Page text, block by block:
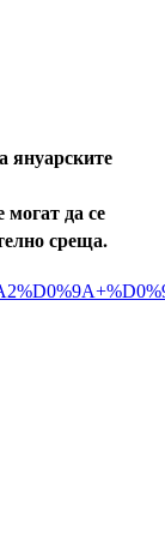
януарските
да се
среща.